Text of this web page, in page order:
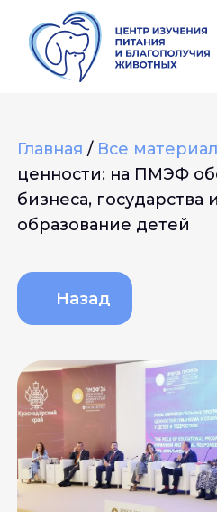
Сервисы
Главная / Все
ценности: на ПМЭФ
бизнеса, государства
образование детей
Назад